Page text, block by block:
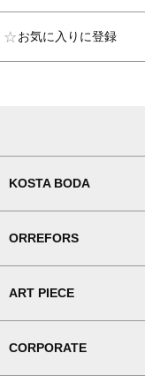
お気に入りに登録
KOSTA BODA
ORREFORS
ART PIECE
CORPORATE